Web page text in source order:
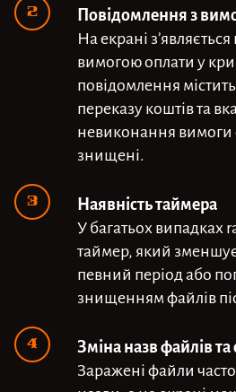
Повідомлення з
На екрані
вимогою оплати у
повідомлення містить
переказу коштів та
невиконання вимоги
знищені.
Наявність таймера
У багатьох випадках
таймер, який
певний період або
знищенням файлів
Зміна назв файлів
Заражені файли